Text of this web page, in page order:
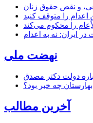
و نقض حقوق زنان
را محکوم می‌کند
ایران: نه به اعدام
نهضت ملی
دولت دکتر مصدق
آخرین مطالب